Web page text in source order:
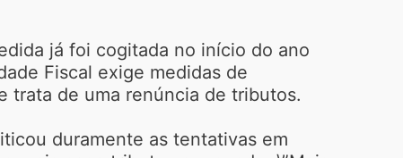
já foi cogitada no início do ano
Fiscal exige medidas de
trata de uma renúncia de tributos.
duramente as tentativas em